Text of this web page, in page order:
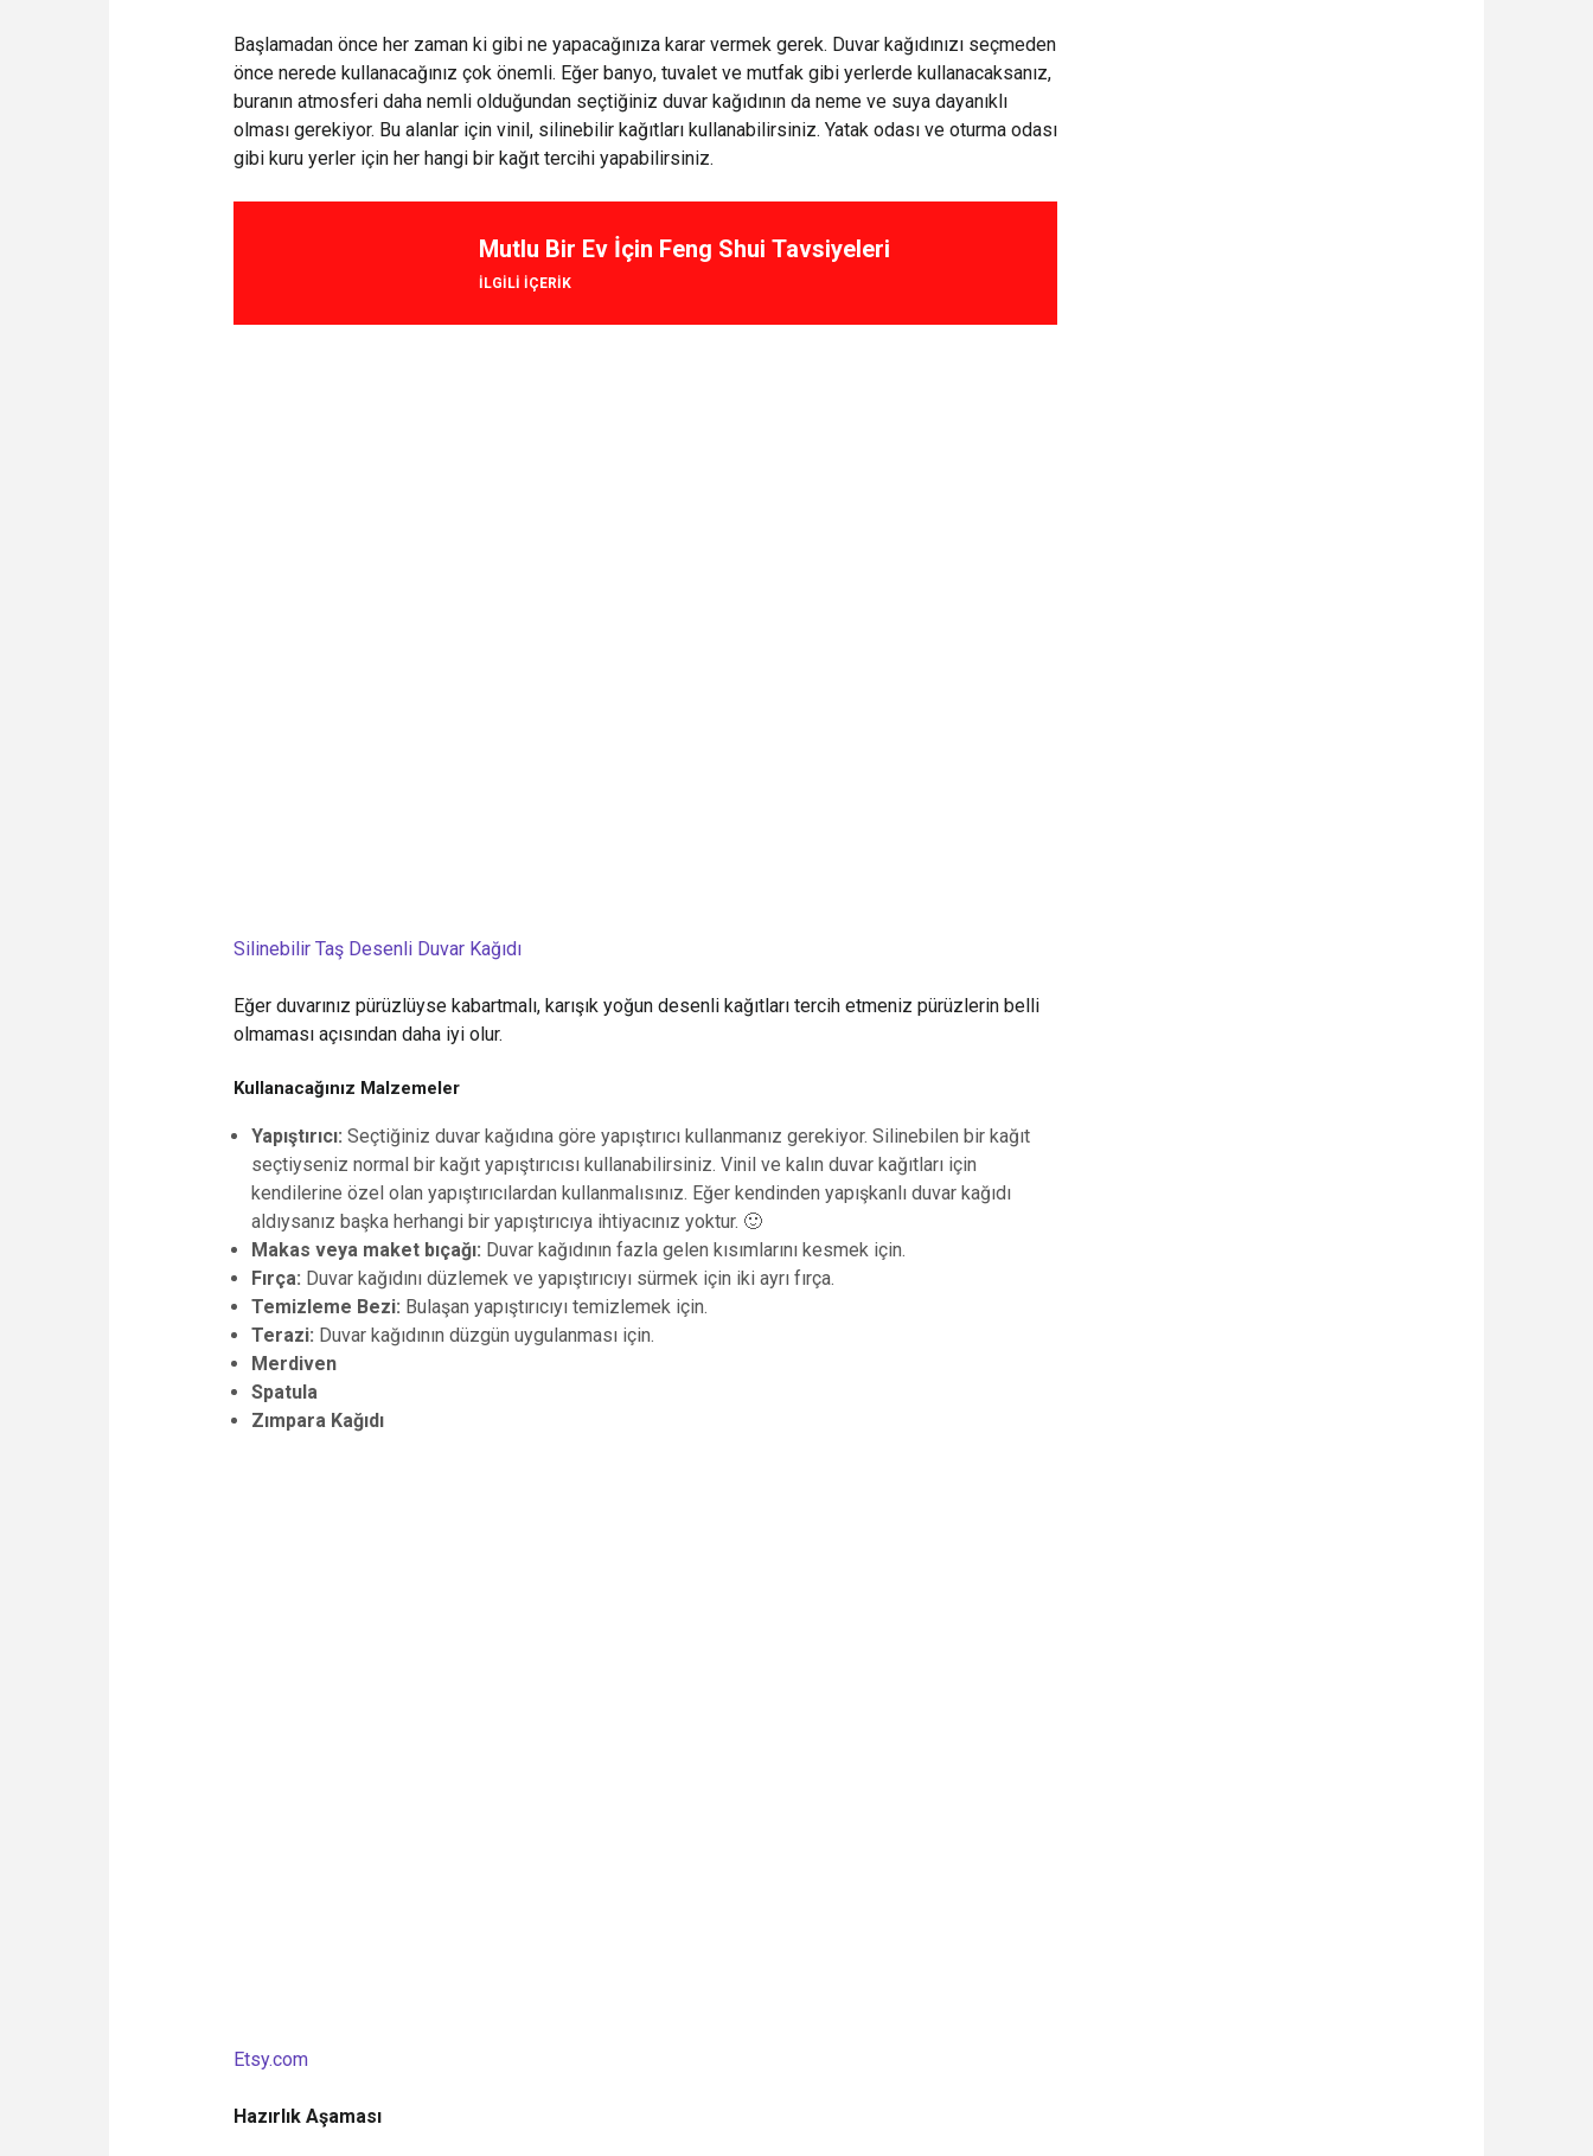
Başlamadan önce her zaman ki gibi ne yapacağınıza karar vermek gerek. Duvar kağıdınızı seçmeden
önce nerede kullanacağınız çok önemli. Eğer banyo, tuvalet ve mutfak gibi yerlerde kullanacaksanız,
buranın atmosferi daha nemli olduğundan seçtiğiniz duvar kağıdının da neme ve suya dayanıklı
olması gerekiyor. Bu alanlar için vinil, silinebilir kağıtları kullanabilirsiniz. Yatak odası ve oturma odası
gibi kuru yerler için her hangi bir kağıt tercihi yapabilirsiniz.
ILGILI IÇERIK
Mutlu Bir Ev İçin Feng Shui Tavsiyeleri
Silinebilir Taş Desenli Duvar Kağıdı
Eğer duvarınız pürüzlüyse kabartmalı, karışık yoğun desenli kağıtları tercih etmeniz pürüzlerin belli
olmaması açısından daha iyi olur.
Kullanacağınız Malzemeler
Yapıştırıcı: Seçtiğiniz duvar kağıdına göre yapıştırıcı kullanmanız gerekiyor. Silinebilen bir kağıt
seçtiyseniz normal bir kağıt yapıştırıcısı kullanabilirsiniz. Vinil ve kalın duvar kağıtları için
kendilerine özel olan yapıştırıcılardan kullanmalısınız. Eğer kendinden yapışkanlı duvar kağıdı
aldıysanız başka herhangi bir yapıştırıcıya ihtiyacınız yoktur. 🙂
Makas veya maket bıçağı: Duvar kağıdının fazla gelen kısımlarını kesmek için.
Fırça: Duvar kağıdını düzlemek ve yapıştırıcıyı sürmek için iki ayrı fırça.
Temizleme Bezi: Bulaşan yapıştırıcıyı temizlemek için.
Terazi: Duvar kağıdının düzgün uygulanması için.
Merdiven
Spatula
Zımpara Kağıdı
Etsy.com
Hazırlık Aşaması